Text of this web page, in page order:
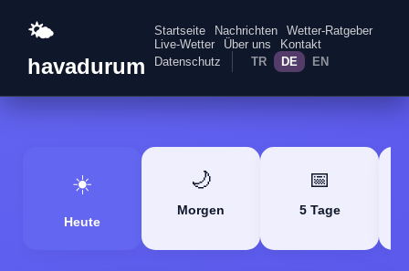
🌤️
havadurum
Startseite Nachrichten
Wetter-Ratgeber
Live-Wetter
Über uns
Kontakt
Datenschutz
TR DE EN
☀️
Heute
🌙
Morgen
📅
5 Tage